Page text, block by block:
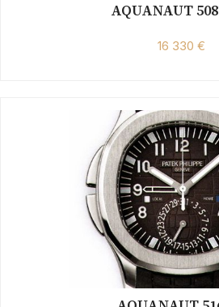
AQUANAUT
16 330 €